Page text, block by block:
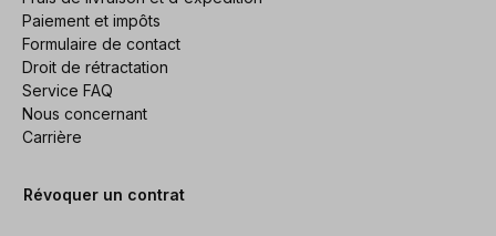
Paiement et impôts
Formulaire de contact
Droit de rétractation
Service FAQ
Nous concernant
Carrière
Révoquer un contrat